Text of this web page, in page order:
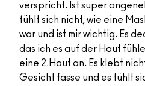
verspricht. Ist super
fühlt sich nicht, wie eine
war und ist mir wichtig. Es
das ich es auf der Haut
eine 2.Haut an. Es klebt
Gesicht fasse und es fühlt